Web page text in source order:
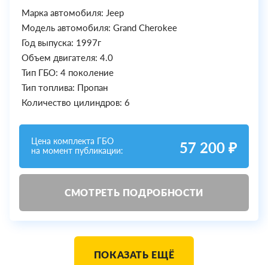
Марка автомобиля: Jeep
Модель автомобиля: Grand Cherokee
Год выпуска: 1997г
Объем двигателя: 4.0
Тип ГБО: 4 поколение
Тип топлива: Пропан
Количество цилиндров: 6
Цена комплекта ГБО
на момент публикации:
57 200 ₽
СМОТРЕТЬ ПОДРОБНОСТИ
ПОКАЗАТЬ ЕЩЁ